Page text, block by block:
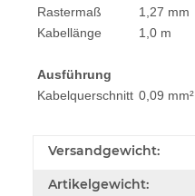
Rastermaß
1,27 mm
Kabellänge
1,0 m
Ausführung
Kabelquerschnitt 0,09 mm²
Versandgewicht:
Artikelgewicht: